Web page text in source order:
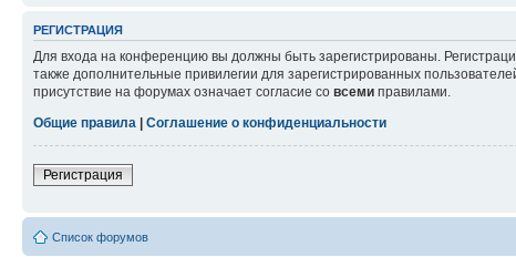
РЕГИСТРАЦИЯ
Для входа на конференцию вы должны быть зарегистрированы.
также дополнительные привилегии для зарегистрированных
присутствие на форумах означает согласие со всеми правилами.
Общие правила | Соглашение о конфиденциальности
Регистрация
Список форумов